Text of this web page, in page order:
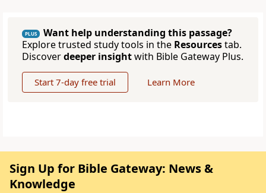
PLUS
Want help understanding this passage?
Explore trusted study tools in the Resourcestab.
Discoverdeeper insightwith Bible Gateway Plus.
Start 7-day free trial Learn More
Sign Up for Bible Gateway: News &
Knowledge